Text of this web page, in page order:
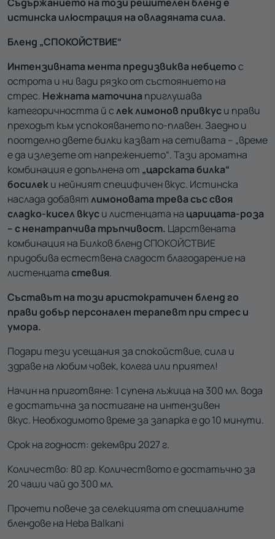
истинска илюстрация на овладяната сила.
Бленд „СПОКОЙСТВИЕ“
Интензивната мента предизвиква небцетос
острота и ни вади рязко от състоянието на
стрес. Нежната маточина приглушава
категоричността й слек лимонов привкуси прави
преходът към успокояването по-плавен. Заедно и
поотделно двете билки казват на сетивата – „време
е да излезете от напрежението“. Тази ароматна
комбинация е допълнена от „царската билка“
босилеки нейният специфичен вкус. Истинска
наслада добавятлимоновата трева със своя
сладко-кисел вкуси листенцата на царицата-роза
– с ненатрапчива тръпчивост. Царствената
комбинация на Билков бленд СПОКОЙСТВИЕ
придобива естествена сладост благодарение на
листенцатастевия.
Съставът на този аристократичен бленд го
прави добър персонален терапевт при стрес и
умора.
Подари тези усещания за спокойствие, сила и
здраве на любим човек, колега или приятел!
Начин на приготвяне: 1 супена лъжица на 300 мл. вода
е достатъчна за постигане на интензивен
вкус. Необходимото време за запарка е до 10 минути.
Срок на годност: декември 2027 г.
Количество: 80 гр. Количеството е достатъчно за
20 чаши чай до 300 мл.
Прочети повече за селекцията от специалните
блендове на Heba Balkani